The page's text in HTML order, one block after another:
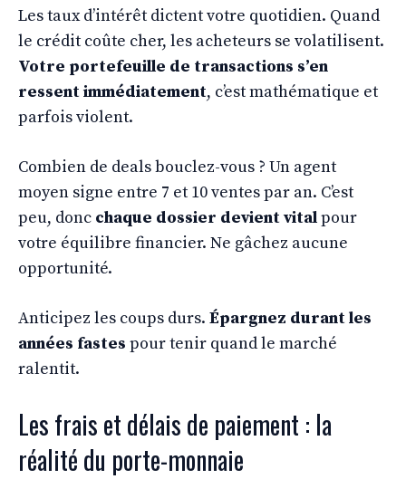
Les taux d’intérêt dictent votre quotidien. Quand
le crédit coûte cher, les acheteurs se volatilisent.
Votre portefeuille de transactions s’en
ressent immédiatement, c’est mathématique et
parfois violent.
Combien de deals bouclez-vous ? Un agent
moyen signe entre 7 et 10 ventes par an. C’est
peu, donc chaque dossier devient vitalpour
votre équilibre financier. Ne gâchez aucune
opportunité.
Anticipez les coups durs. Épargnez durant les
années fastes pour tenir quand le marché
ralentit.
Les frais et délais de paiement : la
réalité du porte-monnaie